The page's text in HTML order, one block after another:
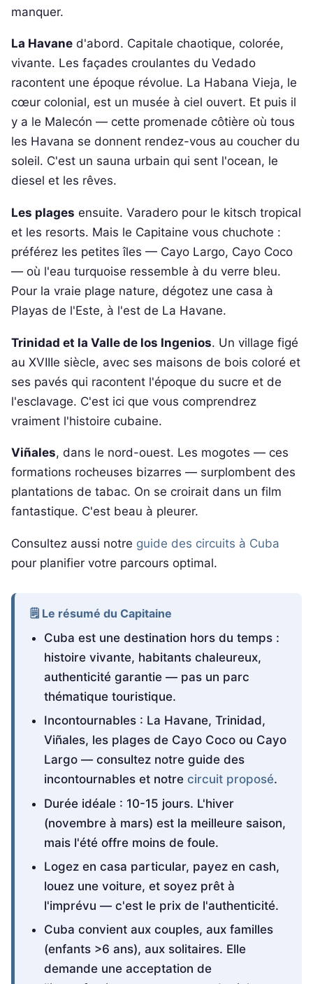
manquer.
La Havane d'abord. Capitale chaotique, colorée,
vivante. Les façades croulantes du Vedado
racontent une époque révolue. La Habana Vieja, le
cœur colonial, est un musée à ciel ouvert. Et puis il
y a le Malecón — cette promenade côtière où tous
les Havana se donnent rendez-vous au coucher du
soleil. C'est un sauna urbain qui sent l'ocean, le
diesel et les rêves.
Les plages ensuite. Varadero pour le kitsch tropical
et les resorts. Mais le Capitaine vous chuchote :
préférez les petites îles — Cayo Largo, Cayo Coco
— où l'eau turquoise ressemble à du verre bleu.
Pour la vraie plage nature, dégotez une casa à
Playas de l'Este, à l'est de La Havane.
Trinidad et la Valle de los Ingenios. Un village figé
au XVIIIe siècle, avec ses maisons de bois coloré et
ses pavés qui racontent l'époque du sucre et de
l'esclavage. C'est ici que vous comprendrez
vraiment l'histoire cubaine.
Viñales, dans le nord-ouest. Les mogotes — ces
formations rocheuses bizarres — surplombent des
plantations de tabac. On se croirait dans un film
fantastique. C'est beau à pleurer.
Consultez aussi notre guide des circuits à Cuba
pour planifier votre parcours optimal.
🗒️ Le résumé du Capitaine
Cuba est une destination hors du temps :
histoire vivante, habitants chaleureux,
authenticité garantie — pas un parc
thématique touristique.
Incontournables : La Havane, Trinidad,
Viñales, les plages de Cayo Coco ou Cayo
Largo — consultez notre guide des
incontournables et notre circuit proposé.
Durée idéale : 10-15 jours. L'hiver
(novembre à mars) est la meilleure saison,
mais l'été offre moins de foule.
Logez en casa particular, payez en cash,
louez une voiture, et soyez prêt à
l'imprévu — c'est le prix de l'authenticité.
Cuba convient aux couples, aux familles
(enfants >6 ans), aux solitaires. Elle
demande une acceptation de